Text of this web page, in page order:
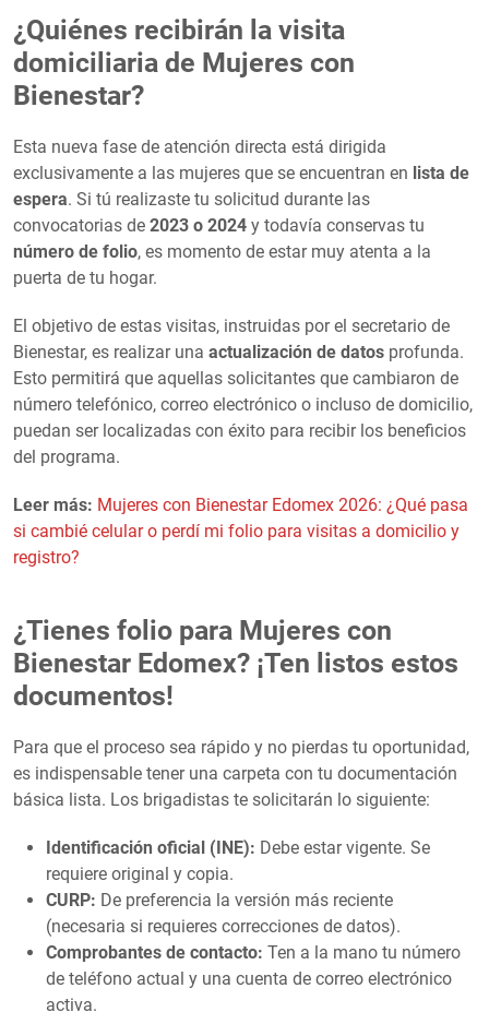
¿Quiénes recibirán la visita
domiciliaria de Mujeres con
Bienestar?
Esta nueva fase de atención directa está dirigida
exclusivamente a las mujeres que se encuentran en lista de
espera. Si tú realizaste tu solicitud durante las
convocatorias de 2023 o 2024 y todavía conservas tu
número de folio, es momento de estar muy atenta a la
puerta de tu hogar.
El objetivo de estas visitas, instruidas por el secretario de
Bienestar, es realizar una actualización de datos profunda.
Esto permitirá que aquellas solicitantes que cambiaron de
número telefónico, correo electrónico o incluso de domicilio,
puedan ser localizadas con éxito para recibir los beneficios
del programa.
Leer más: Mujeres con Bienestar Edomex 2026: ¿Qué pasa
si cambié celular o perdí mi folio para visitas a domicilio y
registro?
¿Tienes folio para Mujeres con
Bienestar Edomex? ¡Ten listos estos
documentos!
Para que el proceso sea rápido y no pierdas tu oportunidad,
es indispensable tener una carpeta con tu documentación
básica lista. Los brigadistas te solicitarán lo siguiente:
Identificación oficial (INE): Debe estar vigente. Se
requiere original y copia.
CURP: De preferencia la versión más reciente
(necesaria si requieres correcciones de datos).
Comprobantes de contacto: Ten a la mano tu número
de teléfono actual y una cuenta de correo electrónico
activa.